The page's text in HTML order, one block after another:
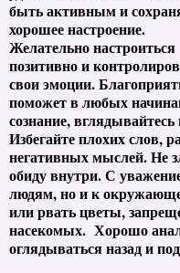
быть активным и
хорошее настроение.
Желательно настроиться
позитивно и
свои эмоции.
поможет в любых
сознание,
Избегайте плохих слов,
негативных мыслей. Не
обиду внутри. С
людям, но и к
или рвать цветы,
насекомых. Хорошо
оглядываться назад и